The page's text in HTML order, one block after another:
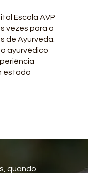
Escola AVP
vezes para a
de Ayurveda.
ayurvédico
estado
quando